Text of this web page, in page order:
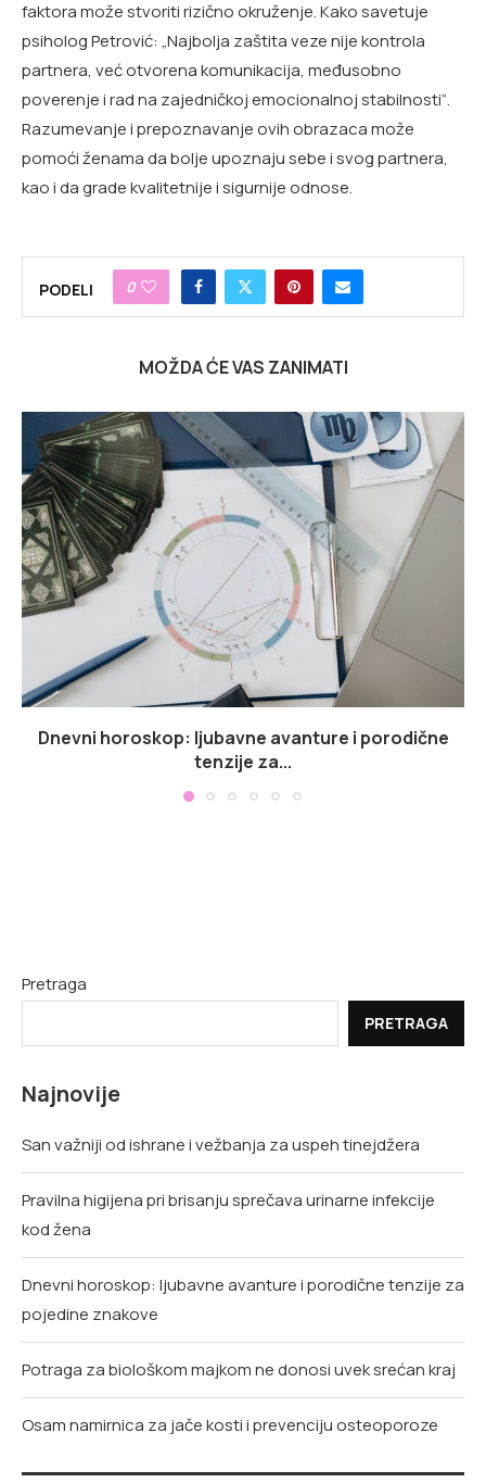
faktora može stvoriti rizično okruženje. Kako savetuje
psiholog Petrović: „Najbolja zaštita veze nije kontrola
partnera, već otvorena komunikacija, međusobno
poverenje i rad na zajedničkoj emocionalnoj stabilnosti“.
Razumevanje i prepoznavanje ovih obrazaca može
pomoći ženama da bolje upoznaju sebe i svog partnera,
kao i da grade kvalitetnije i sigurnije odnose.
PODELI 0
MOŽDA ĆE VAS ZANIMATI
Dnevni horoskop: ljubavne avanture i porodične
tenzije za...
Pretraga
PRETRAGA
Najnovije
San važniji od ishrane i vežbanja za uspeh tinejdžera
Pravilna higijena pri brisanju sprečava urinarne infekcije
kod žena
Dnevni horoskop: ljubavne avanture i porodične tenzije za
pojedine znakove
Potraga za biološkom majkom ne donosi uvek srećan kraj
Osam namirnica za jače kosti i prevenciju osteoporoze